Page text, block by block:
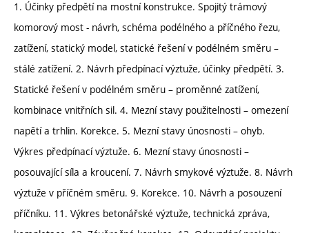
1. Účinky předpětí na mostní konstrukce. Spojitý trámový
komorový most - návrh, schéma podélného a příčného řezu,
zatížení, statický model, statické řešení v podélném směru –
stálé zatížení. 2. Návrh předpínací výztuže, účinky předpětí. 3.
Statické řešení v podélném směru – proměnné zatížení,
kombinace vnitřních sil. 4. Mezní stavy použitelnosti – omezení
napětí a trhlin. Korekce. 5. Mezní stavy únosnosti – ohyb.
Výkres předpínací výztuže. 6. Mezní stavy únosnosti –
posouvající síla a kroucení. 7. Návrh smykové výztuže. 8. Návrh
výztuže v příčném směru. 9. Korekce. 10. Návrh a posouzení
příčníku. 11. Výkres betonářské výztuže, technická zpráva,